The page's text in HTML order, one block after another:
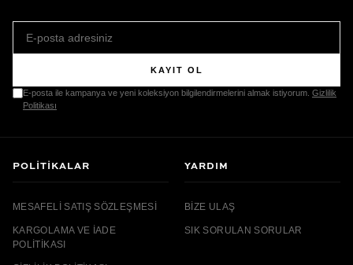
KAYIT OL
E-posta ile kampanya ve yeni koleksiyon bilgilendirmelerini almak istiyorum. Gizlilik
Politikası
POLITIKALAR
MESAFELI SATIŞ SÖZLEŞMESI
KARGOLAMA VE İADE
POLITIKASI
YARDIM
BIZE ULAŞ
SIK SORULAN SORULAR